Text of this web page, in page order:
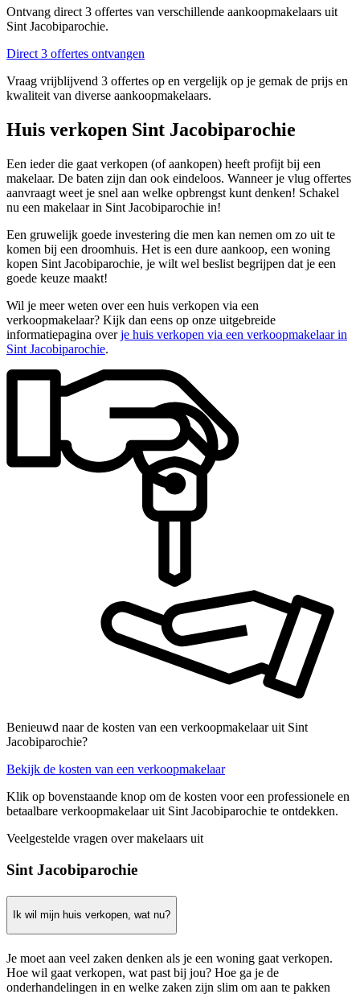
Ontvang direct 3 offertes van verschillende aankoopmakelaars uit
Sint Jacobiparochie.
Direct 3 offertes ontvangen
Vraag vrijblijvend 3 offertes op en vergelijk op je gemak de prijs en
kwaliteit van diverse aankoopmakelaars.
Huis verkopen Sint Jacobiparochie
Een ieder die gaat verkopen (of aankopen) heeft profijt bij een
makelaar. De baten zijn dan ook eindeloos. Wanneer je vlug offertes
aanvraagt weet je snel aan welke opbrengst kunt denken! Schakel
nu een makelaar in Sint Jacobiparochie in!
Een gruwelijk goede investering die men kan nemen om zo uit te
komen bij een droomhuis. Het is een dure aankoop, een woning
kopen Sint Jacobiparochie, je wilt wel beslist begrijpen dat je een
goede keuze maakt!
Wil je meer weten over een huis verkopen via een
verkoopmakelaar? Kijk dan eens op onze uitgebreide
informatiepagina overje huis verkopen via een verkoopmakelaar in
Sint Jacobiparochie.
Benieuwd naar de kosten van een verkoopmakelaar uit Sint
Jacobiparochie?
Bekijk de kosten van een verkoopmakelaar
Klik op bovenstaande knop om de kosten voor een professionele en
betaalbare verkoopmakelaar uit Sint Jacobiparochie te ontdekken.
Veelgestelde vragen over makelaars uit
Sint Jacobiparochie
Ik wil mijn huis verkopen, wat nu?
Je moet aan veel zaken denken als je een woning gaat verkopen.
Hoe wil gaat verkopen, wat past bij jou? Hoe ga je de
onderhandelingen in en welke zaken zijn slim om aan te pakken